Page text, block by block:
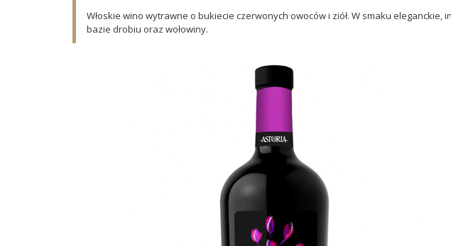
Włoskie wino wytrawne o bukiecie czerwonych owoców i ziół. W smaku
bazie drobiu oraz wołowiny.